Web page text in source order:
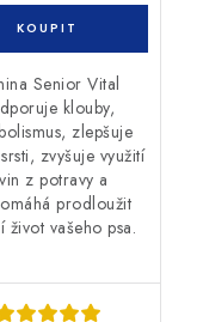
Senior Vital
klouby,
zlepšuje
zvyšuje využití
z potravy a
prodloužit
život vašeho psa.